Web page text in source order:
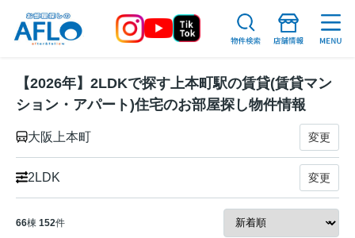
【2026年】2LDKで探す上本町駅の賃貸(賃貸マン
ション・アパート)住宅のお部屋探し物件情報
大阪上本町 変更
2LDK 変更
66棟 152件